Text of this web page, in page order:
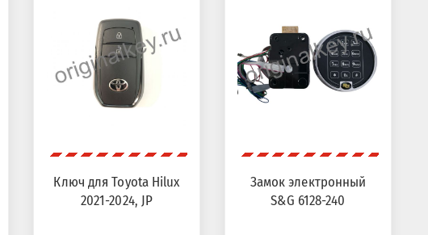
Ключ для Toyota Hilux
2021-2024, JP
Замок электронный
S&G 6128-240